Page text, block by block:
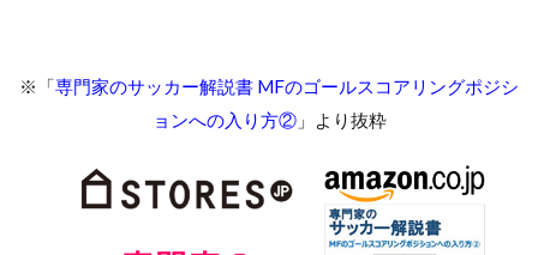
※「専門家のサッカー解説書 MFのゴールスコアリングポジシ
ョンへの入り方②」より抜粋